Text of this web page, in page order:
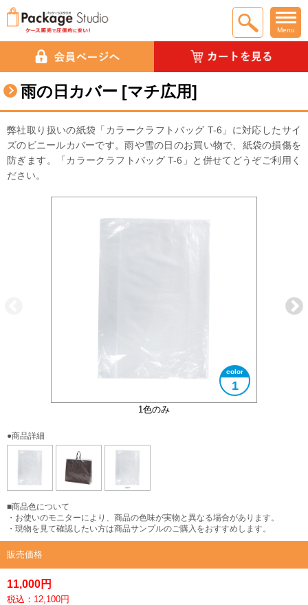
Menu
雨の日カバー [マチ広用]
弊社取り扱いの紙袋「カラークラフトバッグ T-6」に対応したサイ
ズのビニールカバーです。雨や雪の日のお買い物で、紙袋の損傷を
防ぎます。「カラークラフトバッグ T-6」と併せてどうぞご利用く
ださい。
1色のみ
1
使用イメージ
●商品詳細
■商品色について
・お使いのモニターにより、商品の色味が実物と異なる場合があります。
・現物を見て確認したい方は商品サンプルのご購入をおすすめします。
販売価格
11,000円
税込：12,100円